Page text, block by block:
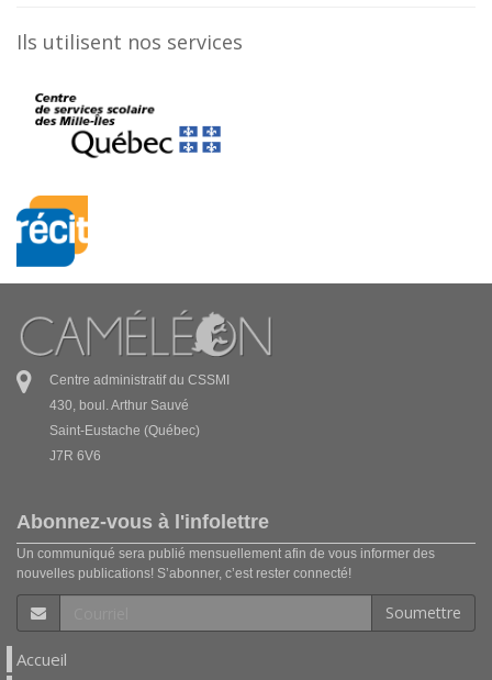
Ils utilisent nos services
Centre administratif du CSSMI
430, boul. Arthur Sauvé
Saint-Eustache (Québec)
J7R 6V6
Abonnez-vous à l'infolettre
Un communiqué sera publié mensuellement afin de vous informer des
nouvelles publications! S’abonner, c’est rester connecté!
Soumettre
Accueil